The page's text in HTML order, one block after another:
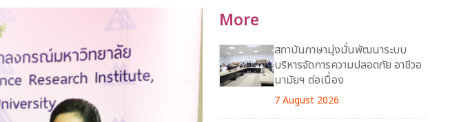
More
สถาบันภาษามุ่งมั่นพัฒนาระบบ
บริหารจัดการความปลอดภัย อาชีวอ
นามัยฯ ต่อเนื่อง
7 August 2026